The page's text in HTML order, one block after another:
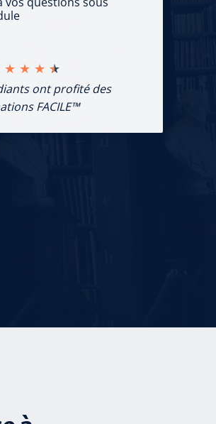
ont profité des
FACILE™
★ ★ ★ ★